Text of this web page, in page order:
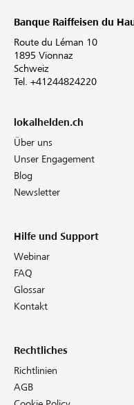
Banque Raiffeisen du
Route du Léman 10
1895 Vionnaz
Schweiz
Tel. +41244824220
lokalhelden.ch
Über uns
Unser Engagement
Blog
Newsletter
Hilfe und Support
Webinar
FAQ
Glossar
Kontakt
Rechtliches
Richtlinien
AGB